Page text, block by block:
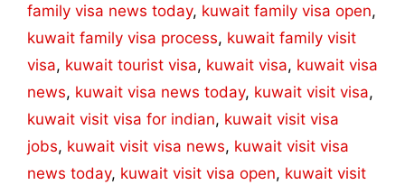
family visa news today, kuwait family visa open,
kuwait family visa process, kuwait family visit
visa, kuwait tourist visa, kuwait visa, kuwait visa
news, kuwait visa news today, kuwait visit visa,
kuwait visit visa for indian, kuwait visit visa
jobs, kuwait visit visa news, kuwait visit visa
news today, kuwait visit visa open, kuwait visit